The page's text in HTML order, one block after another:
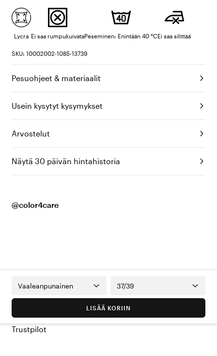
Lycra Ei saa rumpukuivataPeseminen: Enintään 40 °CEi saa silittää
SKU: 10002002-1085-13739
Pesuohjeet & materiaalit
Usein kysytyt kysymykset
Arvostelut
Näytä 30 päivän hintahistoria
@color4care
Vaaleanpunainen 37/39
LISÄÄ KORIIN
Trustpilot